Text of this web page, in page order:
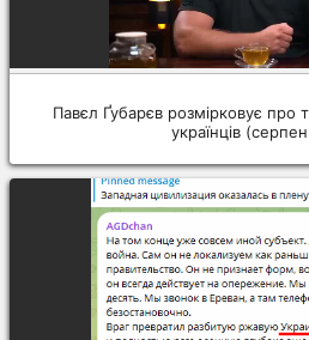
Павєл Ґубарєв розмірковує про
українців